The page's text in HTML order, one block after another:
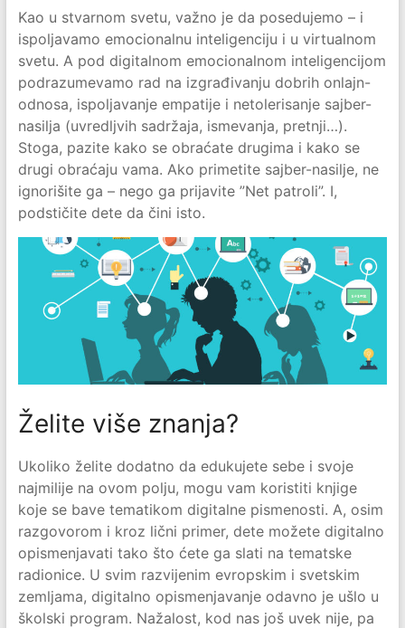
Kao u stvarnom svetu, važno je da posedujemo – i
ispoljavamo emocionalnu inteligenciju i u virtualnom
svetu. A pod digitalnom emocionalnom inteligencijom
podrazumevamo rad na izgrađivanju dobrih onlajn-
odnosa, ispoljavanje empatije i netolerisanje sajber-
nasilja (uvredljvih sadržaja, ismevanja, pretnji…).
Stoga, pazite kako se obraćate drugima i kako se
drugi obraćaju vama. Ako primetite sajber-nasilje, ne
ignorišite ga – nego ga prijavite ”Net patroli”. I,
podstičite dete da čini isto.
Želite više znanja?
Ukoliko želite dodatno da edukujete sebe i svoje
najmilije na ovom polju, mogu vam koristiti knjige
koje se bave tematikom digitalne pismenosti. A, osim
razgovorom i kroz lični primer, dete možete digitalno
opismenjavati tako što ćete ga slati na tematske
radionice. U svim razvijenim evropskim i svetskim
zemljama, digitalno opismenjavanje odavno je ušlo u
školski program. Nažalost, kod nas još uvek nije, pa